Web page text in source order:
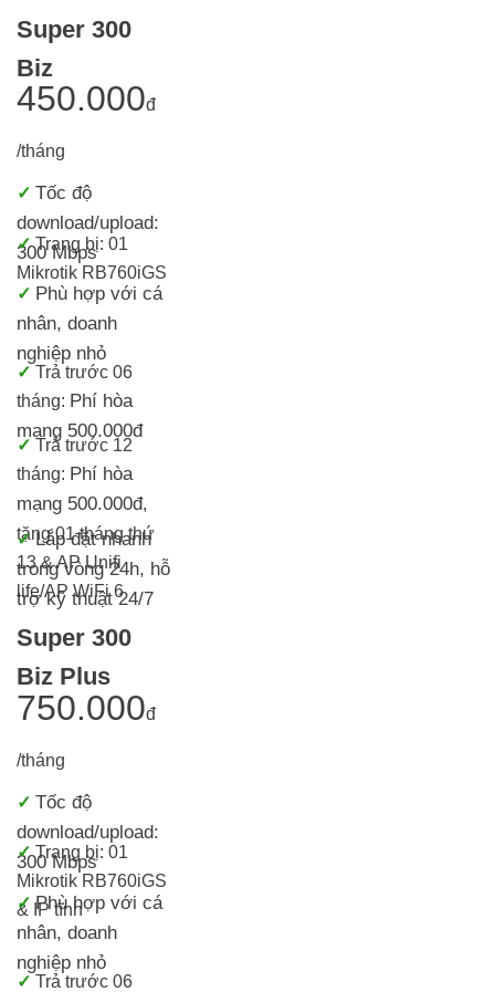
Super 300
Biz
450.000đ
/tháng
✓ Tốc độ
download/upload:
300 Mbps
✓Trang bị: 01
Mikrotik RB760iGS
✓ Phù hợp với cá
nhân, doanh
nghiệp nhỏ
✓ Trả trước 06
tháng: Phí hòa
mạng 500.000đ
✓ Trả trước 12
tháng: Phí hòa
mạng 500.000đ,
tặng 01 tháng thứ
13 & AP Unifi
life/AP WiFi 6
✓ Lắp đặt nhanh
trong vòng 24h, hỗ
trợ kỹ thuật 24/7
Super 300
Biz Plus
750.000đ
/tháng
✓ Tốc độ
download/upload:
300 Mbps
✓Trang bị: 01
Mikrotik RB760iGS
& IP tĩnh
✓Phù hợp với cá
nhân, doanh
nghiệp nhỏ
✓ Trả trước 06